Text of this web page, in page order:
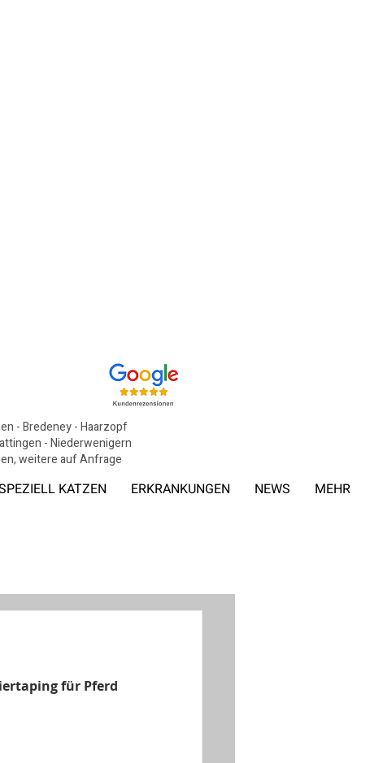
- Bredeney - Haarzopf
- Niederwenigern
weitere auf Anfrage
KATZEN ERKRANKUNGEN NEWS MEHR
für Pferd